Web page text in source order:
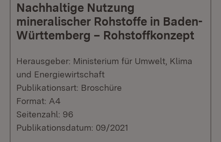
Nachhaltige Nutzung
mineralischer Rohstoffe in Baden-
Württemberg – Rohstoffkonzept
Herausgeber: Ministerium für Umwelt, Klima
und Energiewirtschaft
Publikationsart: Broschüre
Format: A4
Seitenzahl: 96
Publikationsdatum: 09/2021